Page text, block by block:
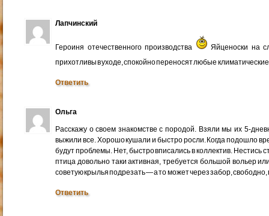
Лапчинский
Героиня отечественного производства
Яйценоски на
прихотливы в уходе, спокойно переносят любые
Ответить
Ольга
Расскажу о своем знакомстве с породой. Взяли мы их 5-
выжили все. Хорошо кушали и быстро росли. Когда подошло
будут проблемы. Нет, быстро вписались в коллектив. Нестись
птица довольно таки активная, требуется большой вольер
советую крылья подрезать — а то может через забор,
Ответить